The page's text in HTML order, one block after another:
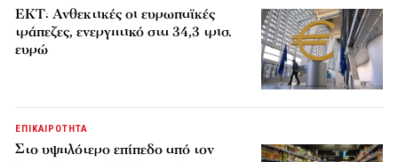
ΕΚΤ: Ανθεκτικές οι ευρωπαϊκές
τράπεζες, ενεργητικό στα 34,3 τρισ.
ευρώ
ΕΠΙΚΑΙΡΟΤΗΤΑ
Στο υψηλότερο επίπεδο από τον